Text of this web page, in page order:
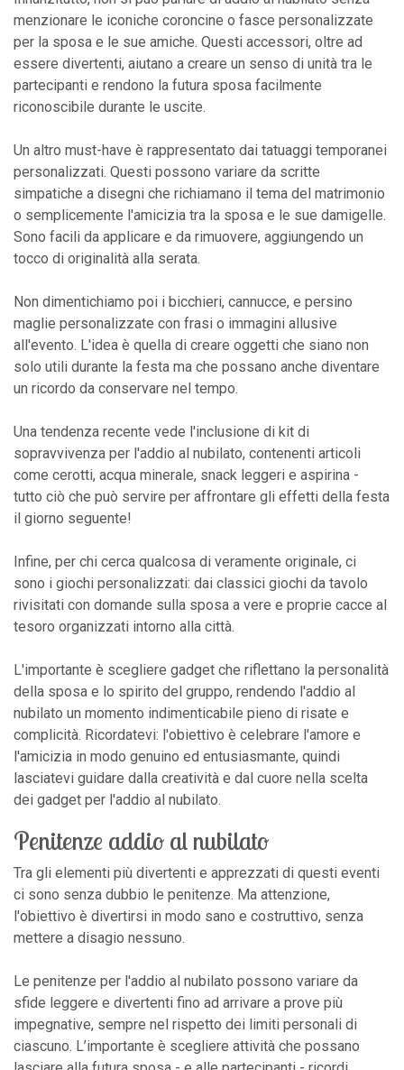
menzionare le iconiche coroncine o fasce personalizzate
per la sposa e le sue amiche. Questi accessori, oltre ad
essere divertenti, aiutano a creare un senso di unità tra le
partecipanti e rendono la futura sposa facilmente
riconoscibile durante le uscite.
Un altro must-have è rappresentato dai tatuaggi temporanei
personalizzati. Questi possono variare da scritte
simpatiche a disegni che richiamano il tema del matrimonio
o semplicemente l'amicizia tra la sposa e le sue damigelle.
Sono facili da applicare e da rimuovere, aggiungendo un
tocco di originalità alla serata.
Non dimentichiamo poi i bicchieri, cannucce, e persino
maglie personalizzate con frasi o immagini allusive
all'evento. L'idea è quella di creare oggetti che siano non
solo utili durante la festa ma che possano anche diventare
un ricordo da conservare nel tempo.
Una tendenza recente vede l'inclusione di kit di
sopravvivenza per l'addio al nubilato, contenenti articoli
come cerotti, acqua minerale, snack leggeri e aspirina -
tutto ciò che può servire per affrontare gli effetti della festa
il giorno seguente!
Infine, per chi cerca qualcosa di veramente originale, ci
sono i giochi personalizzati: dai classici giochi da tavolo
rivisitati con domande sulla sposa a vere e proprie cacce al
tesoro organizzati intorno alla città.
L'importante è scegliere gadget che riflettano la personalità
della sposa e lo spirito del gruppo, rendendo l'addio al
nubilato un momento indimenticabile pieno di risate e
complicità. Ricordatevi: l'obiettivo è celebrare l'amore e
l'amicizia in modo genuino ed entusiasmante, quindi
lasciatevi guidare dalla creatività e dal cuore nella scelta
dei gadget per l'addio al nubilato.
Penitenze addio al nubilato
Tra gli elementi più divertenti e apprezzati di questi eventi
ci sono senza dubbio le penitenze. Ma attenzione,
l'obiettivo è divertirsi in modo sano e costruttivo, senza
mettere a disagio nessuno.
Le penitenze per l'addio al nubilato possono variare da
sfide leggere e divertenti fino ad arrivare a prove più
impegnative, sempre nel rispetto dei limiti personali di
ciascuno. L’importante è scegliere attività che possano